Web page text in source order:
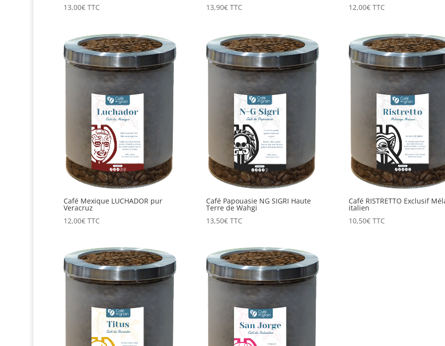
13,00€ TTC
13,90€ TTC
12,00€ TTC
Café Mexique LUCHADOR pur
Veracruz
12,00€ TTC
Café Papouasie NG SIGRI Haute
Terre de Wahgi
13,50€ TTC
Café RISTRETTO Exclusif
italien
10,50€ TTC